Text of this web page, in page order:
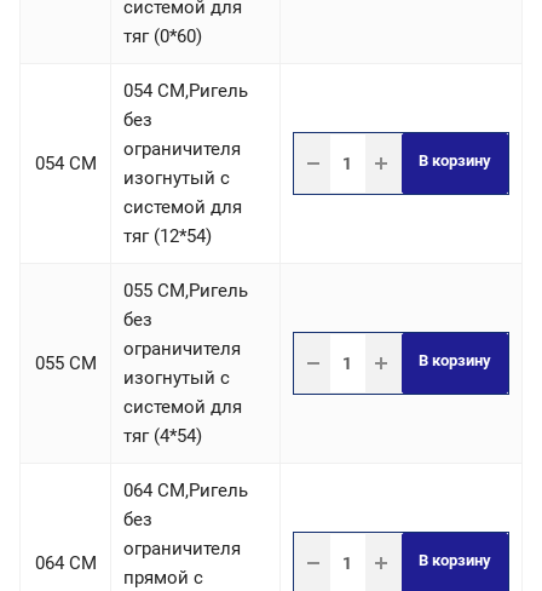
системой для
тяг (0*60)
054 СM
054 СM,Ригель
без
ограничителя
изогнутый с
системой для
тяг (12*54)
В корзину
055 СM
055 СM,Ригель
без
ограничителя
изогнутый с
системой для
тяг (4*54)
В корзину
064 СM
064 СM,Ригель
без
ограничителя
прямой с
В корзину